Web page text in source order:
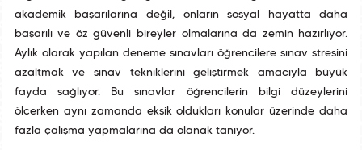
akademik başarılarına değil, onların sosyal hayatta daha
başarılı ve öz güvenli bireyler olmalarına da zemin hazırlıyor.
Aylık olarak yapılan deneme sınavları öğrencilere sınav stresini
azaltmak ve sınav tekniklerini geliştirmek amacıyla büyük
fayda sağlıyor. Bu sınavlar öğrencilerin bilgi düzeylerini
ölçerken aynı zamanda eksik oldukları konular üzerinde daha
fazla çalışma yapmalarına da olanak tanıyor.